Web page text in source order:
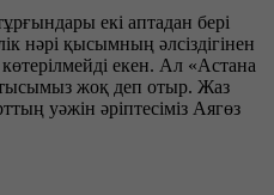
екі аптадан бері
нәрі қысымның әлсіздігінен
екен. Ал «Астана
жоқ деп отыр. Жаз
уәжін әріптесіміз Аягөз